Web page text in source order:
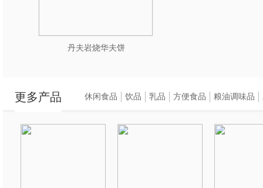
丹夫岩烧华夫饼
更多产品 休闲食品 饮品 乳品 方便食品 粮油调味品